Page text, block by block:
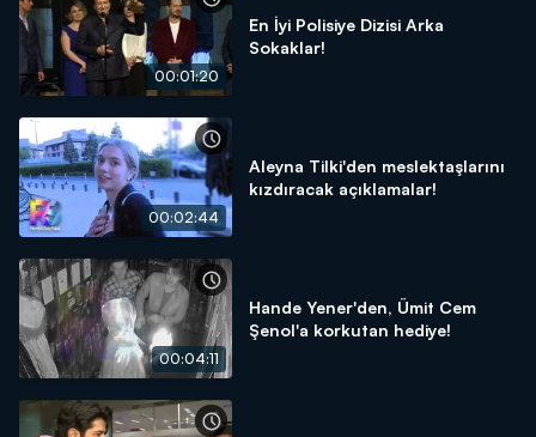
00:01:20
En İyi Polisiye Dizisi Arka
Sokaklar!
00:02:44
Aleyna Tilki'den meslektaşlarını
kızdıracak açıklamalar!
00:04:11
Hande Yener'den, Ümit Cem
Şenol'a korkutan hediye!